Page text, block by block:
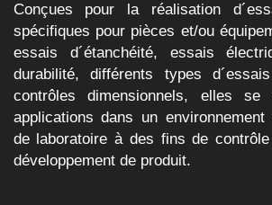
Conçues pour la réalisation
spécifiques pour pièces et/ou
essais d´étanchéité, essais
durabilité, différents types
contrôles dimensionnels, elles
applications dans un
de laboratoire à des fins de
développement de produit.